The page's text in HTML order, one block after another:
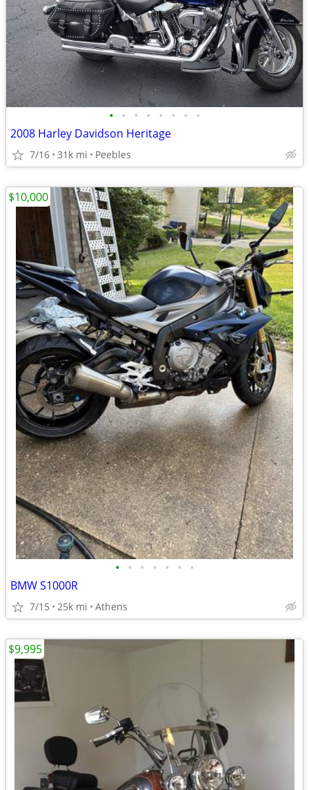
• • • • • • • •
2008 Harley Davidson Heritage
7/16 31k mi Peebles
• • • • • • •
BMW S1000R
7/15 25k mi Athens
$10,000
$9,995